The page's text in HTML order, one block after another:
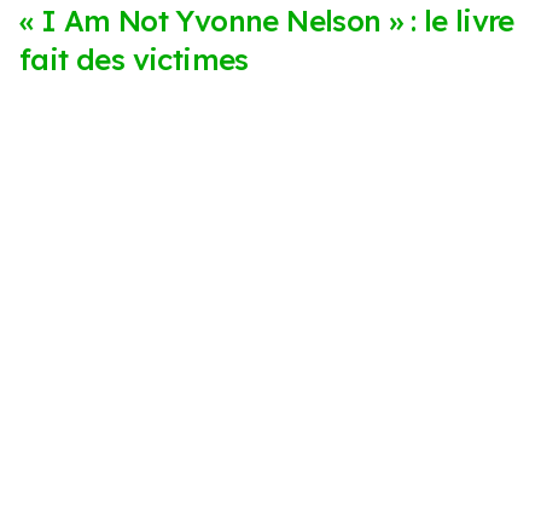
« I Am Not Yvonne Nelson » : le livre
fait des victimes